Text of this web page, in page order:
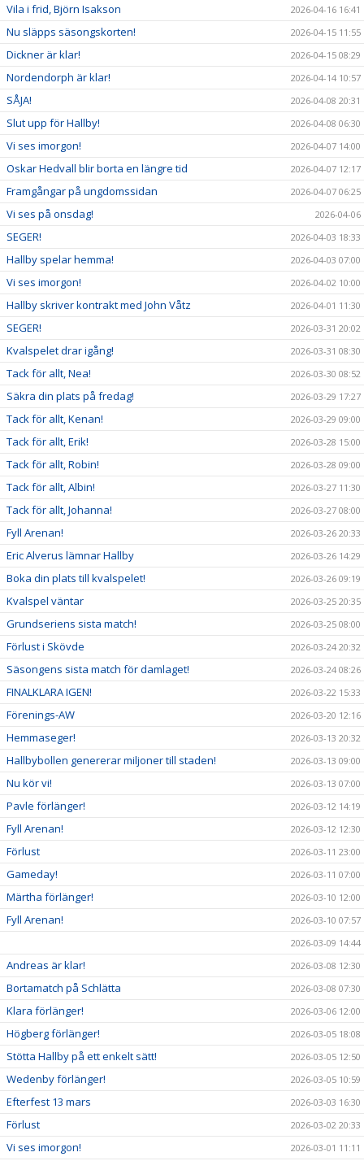
Vila i frid, Björn Isakson 2026-04-16 16:41
Nu släpps säsongskorten! 2026-04-15 11:55
Dickner är klar! 2026-04-15 08:29
Nordendorph är klar! 2026-04-14 10:57
SÅJA! 2026-04-08 20:31
Slut upp för Hallby! 2026-04-08 06:30
Vi ses imorgon! 2026-04-07 14:00
Oskar Hedvall blir borta en längre tid 2026-04-07 12:17
Framgångar på ungdomssidan 2026-04-07 06:25
Vi ses på onsdag! 2026-04-06
SEGER! 2026-04-03 18:33
Hallby spelar hemma! 2026-04-03 07:00
Vi ses imorgon! 2026-04-02 10:00
Hallby skriver kontrakt med John Våtz 2026-04-01 11:30
SEGER! 2026-03-31 20:02
Kvalspelet drar igång! 2026-03-31 08:30
Tack för allt, Nea! 2026-03-30 08:52
Säkra din plats på fredag! 2026-03-29 17:27
Tack för allt, Kenan! 2026-03-29 09:00
Tack för allt, Erik! 2026-03-28 15:00
Tack för allt, Robin! 2026-03-28 09:00
Tack för allt, Albin! 2026-03-27 11:30
Tack för allt, Johanna! 2026-03-27 08:00
Fyll Arenan! 2026-03-26 20:33
Eric Alverus lämnar Hallby 2026-03-26 14:29
Boka din plats till kvalspelet! 2026-03-26 09:19
Kvalspel väntar 2026-03-25 20:35
Grundseriens sista match! 2026-03-25 08:00
Förlust i Skövde 2026-03-24 20:32
Säsongens sista match för damlaget! 2026-03-24 08:26
FINALKLARA IGEN! 2026-03-22 15:33
Förenings-AW 2026-03-20 12:16
Hemmaseger! 2026-03-13 20:32
Hallbybollen genererar miljoner till staden! 2026-03-13 09:00
Nu kör vi! 2026-03-13 07:00
Pavle förlänger! 2026-03-12 14:19
Fyll Arenan! 2026-03-12 12:30
Förlust 2026-03-11 23:00
Gameday! 2026-03-11 07:00
Märtha förlänger! 2026-03-10 12:00
Fyll Arenan!
2026-03-10 07:57
2026-03-09 14:44
Andreas är klar! 2026-03-08 12:30
Bortamatch på Schlätta 2026-03-08 07:30
Klara förlänger! 2026-03-06 12:00
Högberg förlänger! 2026-03-05 18:08
Stötta Hallby på ett enkelt sätt! 2026-03-05 12:50
Wedenby förlänger! 2026-03-05 10:59
Efterfest 13 mars 2026-03-03 16:30
Förlust 2026-03-02 20:33
Vi ses imorgon! 2026-03-01 11:11